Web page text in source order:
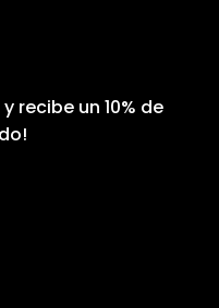
recibe un 10% de